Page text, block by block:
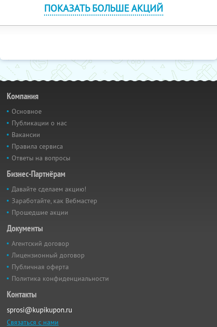
ПОКАЗАТЬ БОЛЬШЕ АКЦИЙ
Компания
Основное
Публикации о нас
Вакансии
Правила сервиса
Ответы на вопросы
Бизнес-Партнёрам
Давайте сделаем акцию!
Заработайте, как Вебмастер
Прошедшие акции
Документы
Агентский договор
Лицензионный договор
Публичная оферта
Политика конфиденциальности
Контакты
sprosi@kupikupon.ru
Связаться с нами